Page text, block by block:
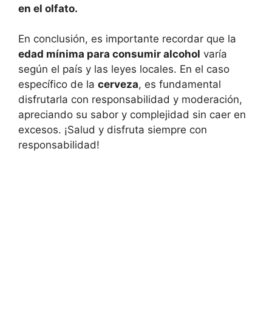
en el olfato.
En conclusión, es importante recordar que la
edad mínima para consumir alcohol varía
según el país y las leyes locales. En el caso
específico de la cerveza, es fundamental
disfrutarla con responsabilidad y moderación,
apreciando su sabor y complejidad sin caer en
excesos. ¡Salud y disfruta siempre con
responsabilidad!